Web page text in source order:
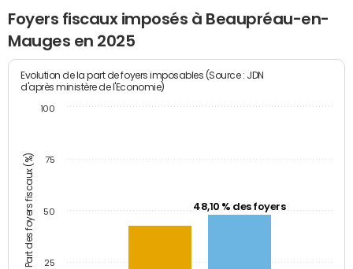
Foyers fiscaux imposés à Beaupréau-en-
Mauges en 2025
Part des foyers fiscaux (%)
Evolution de la part de foyers imposables (Source : JDN
d'après ministère de l'Economie)
48,10 % des foyers
25
50
75
100